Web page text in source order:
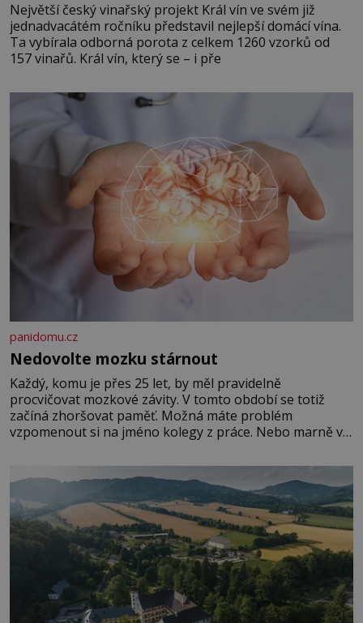
Největší český vinařský projekt Král vín ve svém již
jednadvacátém ročníku představil nejlepší domácí vína.
Ta vybírala odborná porota z celkem 1260 vzorků od
157 vinařů. Král vín, který se – i pře
panidomu.cz
Nedovolte mozku stárnout
Každý, komu je přes 25 let, by měl pravidelně
procvičovat mozkové závity. V tomto období se totiž
začíná zhoršovat paměť. Možná máte problém
vzpomenout si na jméno kolegy z práce. Nebo marně v
Je to opravdu tak, s věkem jako kdyby se paměť
rozhodla stávkovat. Cvičte